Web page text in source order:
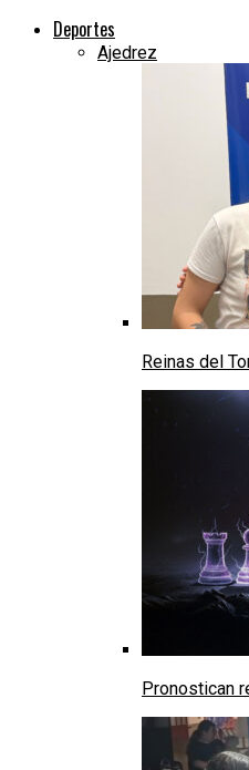
Deportes
Ajedrez
Reinas del
Pronostican